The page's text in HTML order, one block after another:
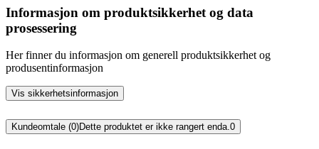
Informasjon om produktsikkerhet og data
prosessering
Her finner du informasjon om generell produktsikkerhet og
produsentinformasjon
Vis sikkerhetsinformasjon
Kundeomtale (0)Dette produktet er ikke rangert enda.0